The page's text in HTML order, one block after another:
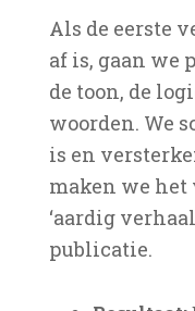
Als de eerste
af is, gaan we
de toon, de
woorden. We
is en
maken we
‘aardig
publicatie.